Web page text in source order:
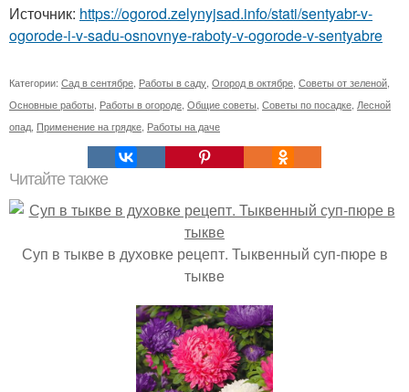
Источник: https://ogorod.zelynyjsad.info/stati/sentyabr-v-
ogorode-i-v-sadu-osnovnye-raboty-v-ogorode-v-sentyabre
Категории: Сад в сентябре Работы в саду Огород в октябре Советы от зеленой
Основные работы Работы в огороде Общие советы Советы по посадке Лесной
опад Применение на грядке Работы на даче
Читайте также
Суп в тыкве в духовке рецепт. Тыквенный суп-пюре в
тыкве